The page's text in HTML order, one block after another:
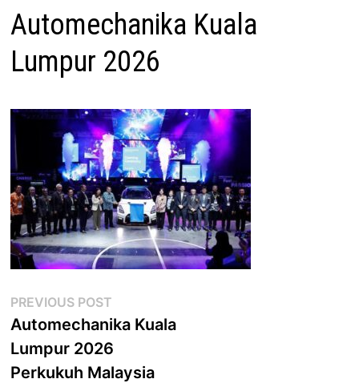
Automechanika Kuala
Lumpur 2026
Post
navigation
PREVIOUS POST
post:
Automechanika Kuala
Lumpur 2026
Perkukuh Malaysia